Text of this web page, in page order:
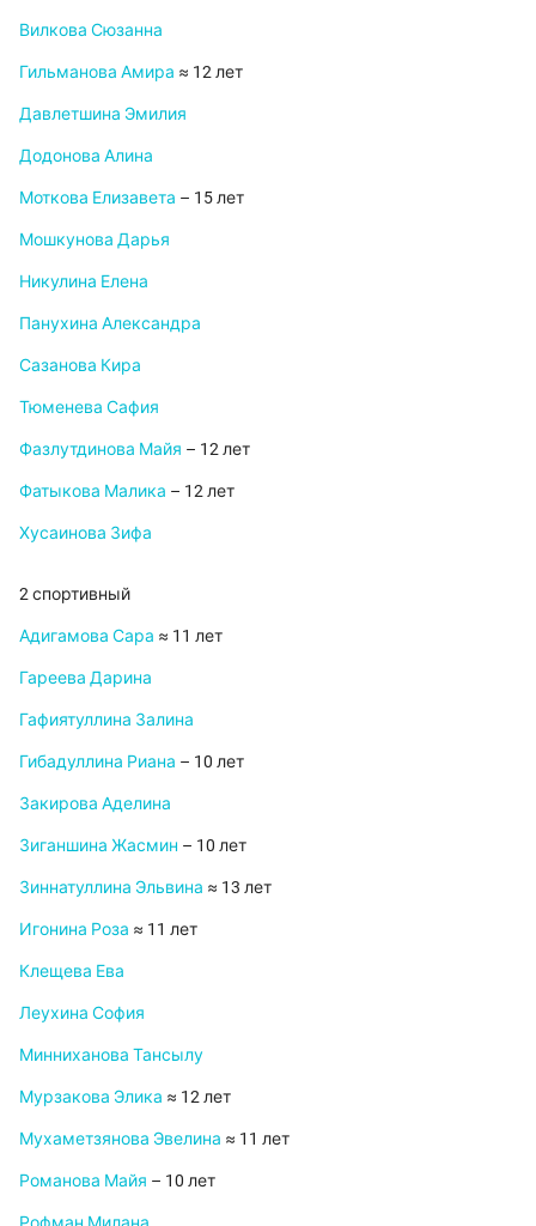
Вилкова Сюзанна
Гильманова Амира ≈ 12 лет
Давлетшина Эмилия
Додонова Алина
Моткова Елизавета – 15 лет
Мошкунова Дарья
Никулина Елена
Панухина Александра
Сазанова Кира
Тюменева Сафия
Фазлутдинова Майя – 12 лет
Фатыкова Малика – 12 лет
Хусаинова Зифа
2 спортивный
Адигамова Сара ≈ 11 лет
Гареева Дарина
Гафиятуллина Залина
Гибадуллина Риана – 10 лет
Закирова Аделина
Зиганшина Жасмин – 10 лет
Зиннатуллина Эльвина ≈ 13 лет
Игонина Роза ≈ 11 лет
Клещева Ева
Леухина София
Минниханова Тансылу
Мурзакова Элика ≈ 12 лет
Мухаметзянова Эвелина ≈ 11 лет
Романова Майя – 10 лет